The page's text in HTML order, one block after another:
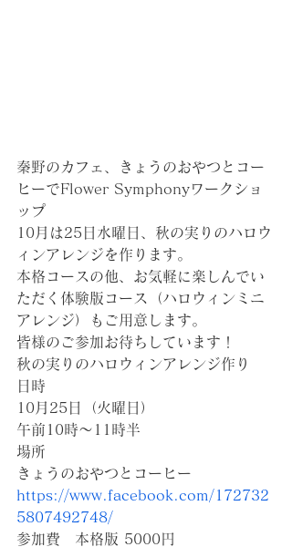
秦野のカフェ、きょうのおやつとコー
ヒーでFlower Symphonyワークショ
ップ
10月は25日水曜日、秋の実りのハロウ
ィンアレンジを作ります。
本格コースの他、お気軽に楽しんでい
ただく体験版コース（ハロウィンミニ
アレンジ）もご用意します。
皆様のご参加お待ちしています！
秋の実りのハロウィンアレンジ作り
日時
10月25日（火曜日）
午前10時〜11時半
場所
きょうのおやつとコーヒー
https://www.facebook.com/172732
5807492748/
参加費　本格版 5000円